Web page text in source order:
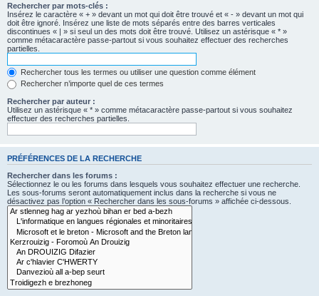
Rechercher par mots-clés :
Insérez le caractère « + » devant un mot qui doit être trouvé et « - » devant un mot qui
doit être ignoré. Insérez une liste de mots séparés entre des barres verticales
discontinues « | » si seul un des mots doit être trouvé. Utilisez un astérisque « * »
comme métacaractère passe-partout si vous souhaitez effectuer des recherches
partielles.
Rechercher tous les termes ou utiliser une question comme élément
Rechercher n’importe quel de ces termes
Rechercher par auteur :
Utilisez un astérisque « * » comme métacaractère passe-partout si vous souhaitez
effectuer des recherches partielles.
PRÉFÉRENCES DE LA RECHERCHE
Rechercher dans les forums :
Sélectionnez le ou les forums dans lesquels vous souhaitez effectuer une recherche.
Les sous-forums seront automatiquement inclus dans la recherche si vous ne
désactivez pas l’option « Rechercher dans les sous-forums » affichée ci-dessous.